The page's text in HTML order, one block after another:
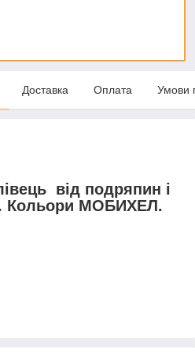
Доставка Оплата Умови
від подряпин і
Кольори МОБИХЕЛ.